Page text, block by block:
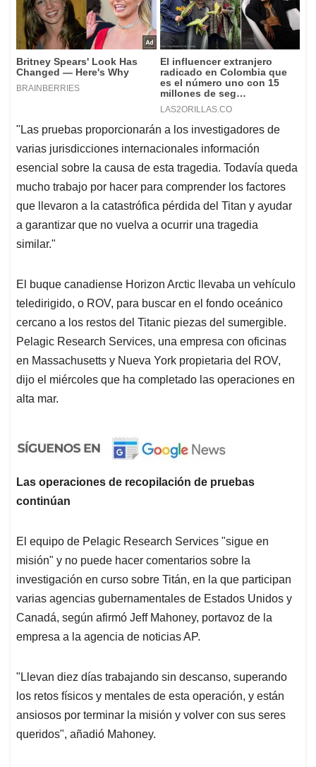
"Las pruebas proporcionarán a los investigadores de
varias jurisdicciones internacionales información
esencial sobre la causa de esta tragedia. Todavía queda
mucho trabajo por hacer para comprender los factores
que llevaron a la catastrófica pérdida del Titan y ayudar
a garantizar que no vuelva a ocurrir una tragedia
similar."
El buque canadiense Horizon Arctic llevaba un vehículo
teledirigido, o ROV, para buscar en el fondo oceánico
cercano a los restos del Titanic piezas del sumergible.
Pelagic Research Services, una empresa con oficinas
en Massachusetts y Nueva York propietaria del ROV,
dijo el miércoles que ha completado las operaciones en
alta mar.
Las operaciones de recopilación de pruebas
continúan
El equipo de Pelagic Research Services "sigue en
misión" y no puede hacer comentarios sobre la
investigación en curso sobre Titán, en la que participan
varias agencias gubernamentales de Estados Unidos y
Canadá, según afirmó Jeff Mahoney, portavoz de la
empresa a la agencia de noticias AP.
"Llevan diez días trabajando sin descanso, superando
los retos físicos y mentales de esta operación, y están
ansiosos por terminar la misión y volver con sus seres
queridos", añadió Mahoney.